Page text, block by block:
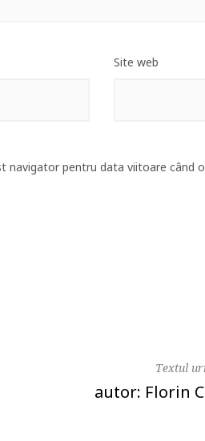
Site web
navigator pentru data viitoare când
Textul
autor: Florin